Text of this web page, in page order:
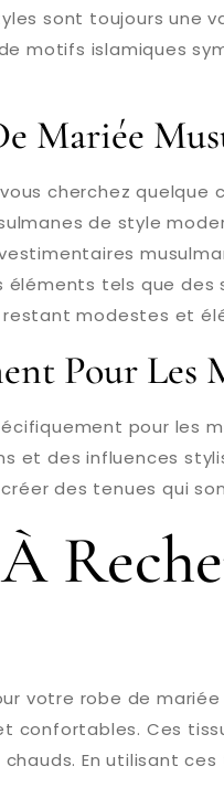
sont toujours une
motifs islamiques
Mariée
cherchez quelque
de style
tels que
modestes et
Pour Les
pour les
et des influences
des tenues qui
votre robe de
Ces
En utilisant